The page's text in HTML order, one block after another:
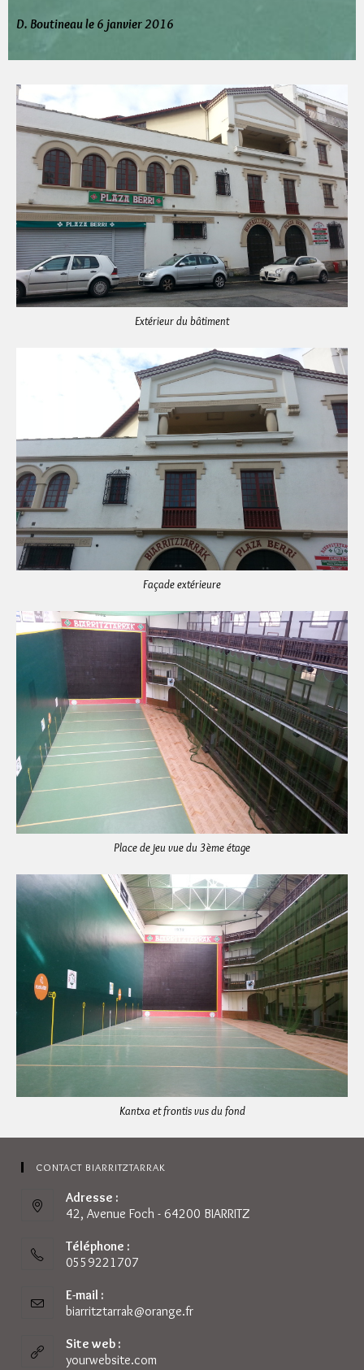
D. Boutineau le 6 janvier 2016
Extérieur du bâtiment
Façade extérieure
Place de jeu vue du 3ème étage
Kantxa et frontis vus du fond
CONTACT BIARRITZTARRAK
Adresse :
42, Avenue Foch - 64200 BIARRITZ
Téléphone :
0559221707
E-mail :
biarritztarrak@orange.fr
Site web :
yourwebsite.com